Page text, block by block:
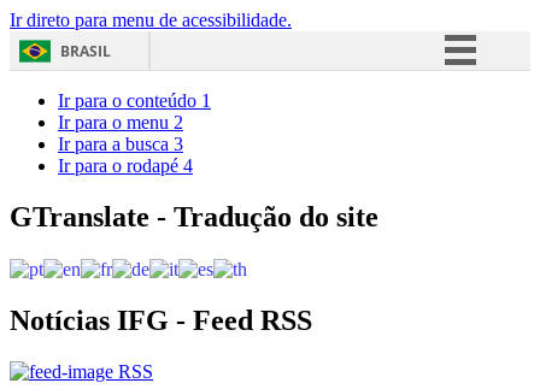
Ir direto para menu de acessibilidade.
BRASIL
Acesso à informação
Ir para o conteúdo 1
Ir para o menu 2
Ir para a busca 3
Ir para o rodapé 4
GTranslate - Tradução do site
Notícias IFG - Feed RSS
RSS